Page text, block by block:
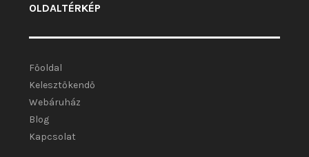
OLDALTÉRKÉP
Főoldal
Kelesztőkendő
Webáruház
Blog
Kapcsolat